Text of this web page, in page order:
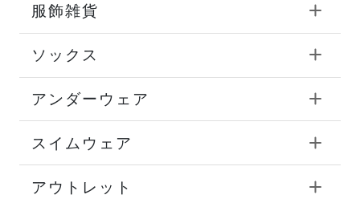
服飾雑貨
ソックス
アンダーウェア
スイムウェア
アウトレット